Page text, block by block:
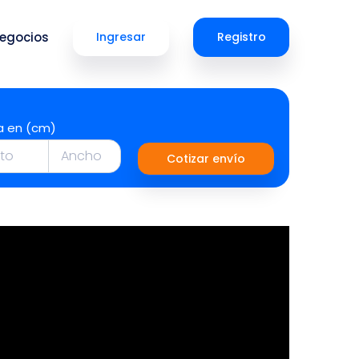
Ingresar Registro
en (cm)
Cotizar envío